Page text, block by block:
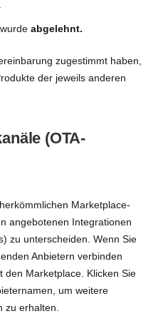
abgelehnt.
zugestimmt haben,
der jeweils anderen
(OTA-
Marketplace-
angebotenen Integrationen
zu unterscheiden. Wenn Sie
Anbietern verbinden
den Marketplace. Klicken Sie
um weitere
zu erhalten.